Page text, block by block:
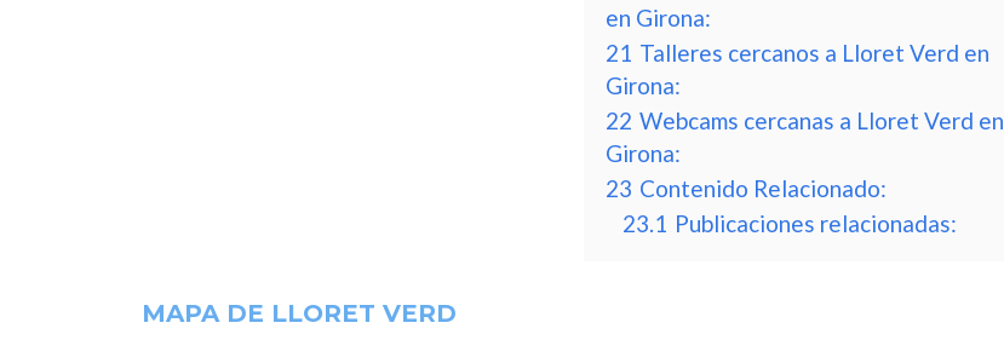
en Girona:
21 Talleres cercanos a Lloret Verd en
Girona:
22 Webcams cercanas a Lloret Verd en
Girona:
23 Contenido Relacionado:
23.1 Publicaciones relacionadas:
MAPA DE LLORET VERD